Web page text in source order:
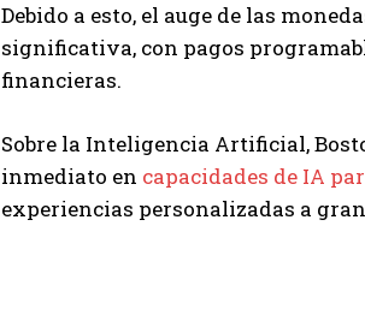
Debido a esto, el auge de las
significativa, con pagos
financieras.
Sobre la Inteligencia Artificial,
inmediato en capacidades de IA
experiencias personalizadas a